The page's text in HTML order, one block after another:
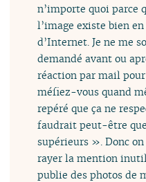
n’importe quoi parce
l’image existe bien
d’Internet. Je ne me
demandé avant ou
réaction par mail
méfiez-vous quand
repéré que ça ne
faudrait peut-être
supérieurs ». Donc
rayer la mention
publie des photos de